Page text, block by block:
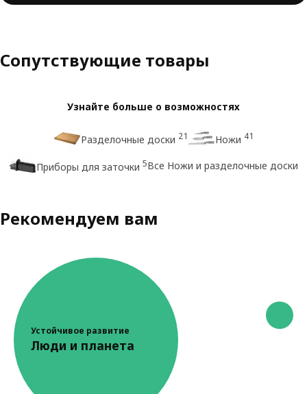
Сопутствующие товары
Узнайте больше о возможностях
Разделочные доски 21 Ножи 41
Приборы для заточки 5Все Ножи и разделочные доски
Рекомендуем вам
Устойчивое развитие
Люди и планета